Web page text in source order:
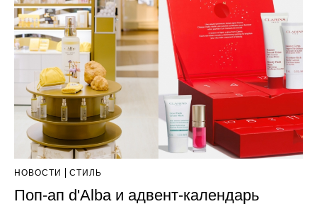
НОВОСТИ СТИЛЬ
Поп-ап d'Alba и адвент-календарь